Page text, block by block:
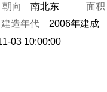
朝向 南北东 面积
建造年代
2006年建成
03 10:00:00